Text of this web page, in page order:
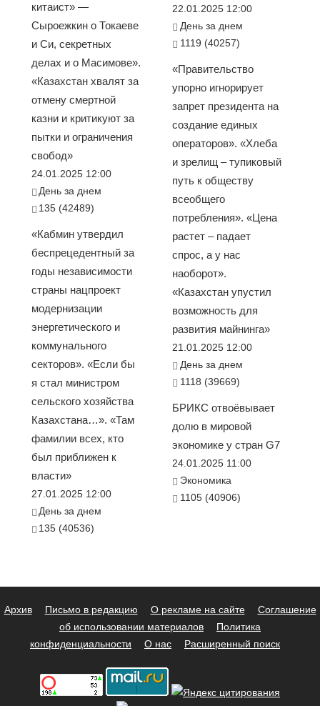
китаист» —
Сыроежкин о Токаеве
и Си, секретных
делах и о Масимове».
«Казахстан хвалят за
отмену смертной
казни и критикуют за
пытки и ограничения
свобод»
24.01.2025 12:00
День за днем
135 (42489)
«Кабмин утвердил
беспрецедентный за
годы независимости
страны нацпроект
модернизации
энергетического и
коммунального
секторов». «Если бы
я стал министром
сельского хозяйства
Казахстана…». «Там
фамилии всех, кто
был приближен к
власти»
27.01.2025 12:00
День за днем
135 (40536)
22.01.2025 12:00
День за днем
1119 (40257)
«Правительство
упорно игнорирует
запрет президента на
создание единых
операторов». «Хлеба
и зрелищ – тупиковый
путь к обществу
всеобщего
потребления». «Цена
растет – падает
спрос, а у нас
наоборот».
«Казахстан упустил
возможность для
развития майнинга»
21.01.2025 12:00
День за днем
1118 (39669)
БРИКС отвоёвывает
долю в мировой
экономике у стран G7
24.01.2025 11:00
Экономика
1105 (40906)
Архив Письмо в редакцию О рекламе на сайте
Соглашение
об использовании материалов
Политика
конфиденциальности
О нас Расширенный поиск